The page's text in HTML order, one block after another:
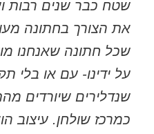
שטח כבר שנים רבות
את הצורך בחתונה
שכל חתונה שאנחנו
על ידינו- עם או בלי
שנדלירים שיורדים
כמרכז שולחן. עיצוב